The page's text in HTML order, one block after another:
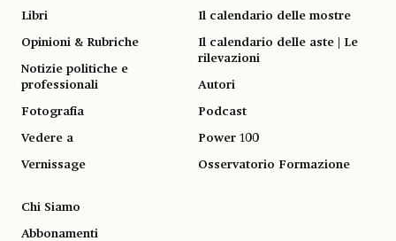
Libri
Opinioni & Rubriche
Notizie politiche e
professionali
Fotografia
Vedere a
Vernissage
Il calendario delle mostre
Il calendario delle aste | Le
rilevazioni
Autori
Podcast
Power 100
Osservatorio Formazione
Chi Siamo
Abbonamenti